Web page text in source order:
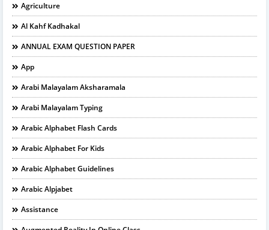
Agriculture
Al Kahf Kadhakal
ANNUAL EXAM QUESTION PAPER
App
Arabi Malayalam Aksharamala
Arabi Malayalam Typing
Arabic Alphabet Flash Cards
Arabic Alphabet For Kids
Arabic Alphabet Guidelines
Arabic Alpjabet
Assistance